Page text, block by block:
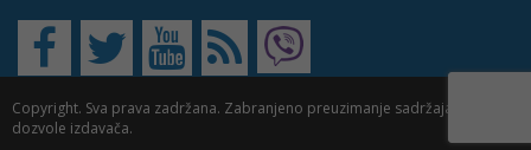
Copyright. Sva prava zadržana. Zabranjeno preuzimanje sadržaja bez
dozvole izdavača.